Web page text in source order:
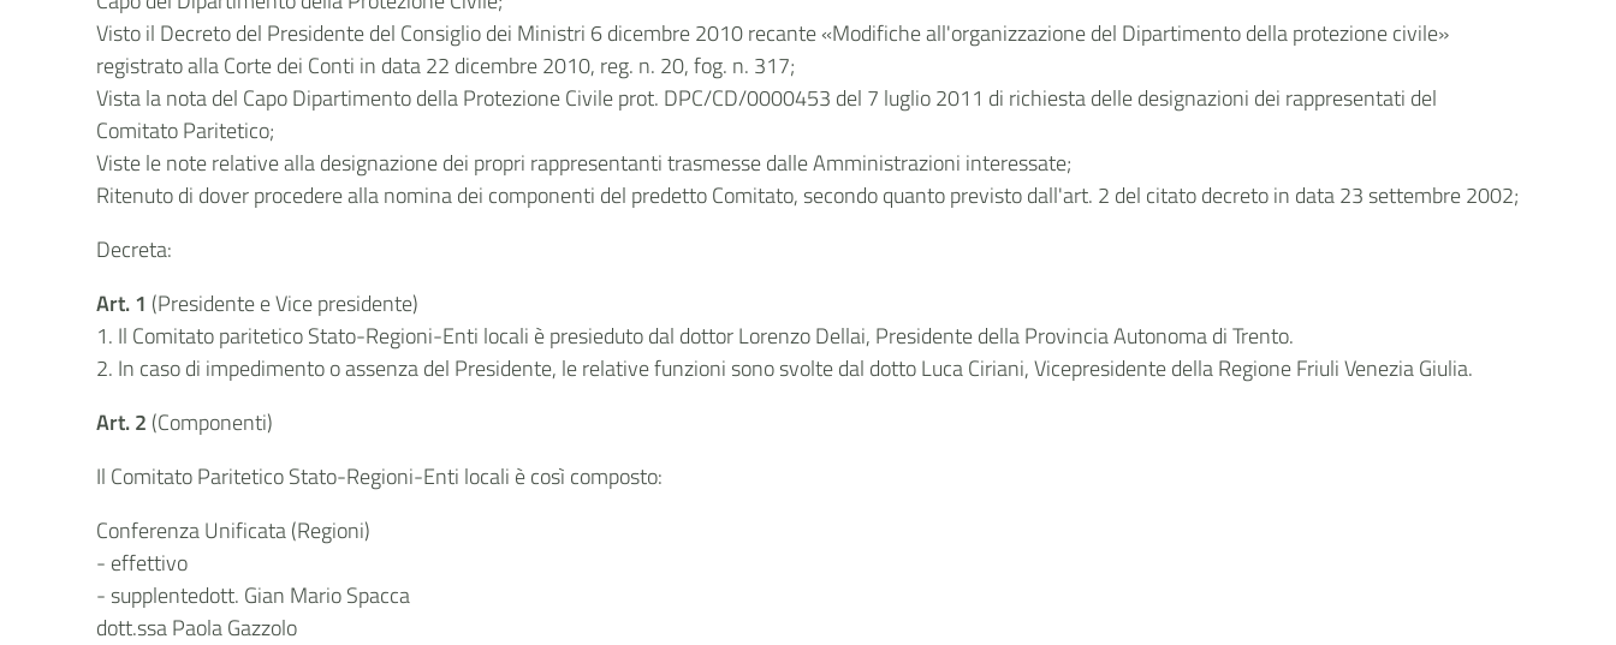
Visto il Decreto del Presidente del Consiglio dei Ministri 6 dicembre 2010 recante «Modifiche all'organizzazione del Dipartimento della protezione civile»
registrato alla Corte dei Conti in data 22 dicembre 2010, reg. n. 20, fog. n. 317;
Vista la nota del Capo Dipartimento della Protezione Civile prot. DPC/CD/0000453 del 7 luglio 2011 di richiesta delle designazioni dei rappresentati del
Comitato Paritetico;
Viste le note relative alla designazione dei propri rappresentanti trasmesse dalle Amministrazioni interessate;
Ritenuto di dover procedere alla nomina dei componenti del predetto Comitato, secondo quanto previsto dall'art. 2 del citato decreto in data 23 settembre 2002;
Decreta:
Art. 1 (Presidente e Vice presidente)
1. Il Comitato paritetico Stato-Regioni-Enti locali è presieduto dal dottor Lorenzo Dellai, Presidente della Provincia Autonoma di Trento.
2. In caso di impedimento o assenza del Presidente, le relative funzioni sono svolte dal dotto Luca Ciriani, Vicepresidente della Regione Friuli Venezia Giulia.
Art. 2 (Componenti)
Il Comitato Paritetico Stato-Regioni-Enti locali è così composto:
Conferenza Unificata (Regioni)
- effettivo
- supplentedott. Gian Mario Spacca
dott.ssa Paola Gazzolo